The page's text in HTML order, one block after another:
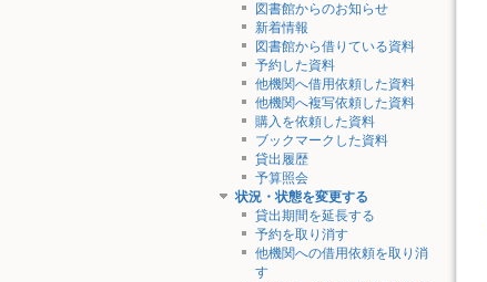
図書館からのお知らせ
新着情報
図書館から借りている資料
予約した資料
他機関へ借用依頼した資料
他機関へ複写依頼した資料
購入を依頼した資料
ブックマークした資料
貸出履歴
予算照会
状況・状態を変更する
貸出期間を延長する
予約を取り消す
他機関への借用依頼を取り消
す